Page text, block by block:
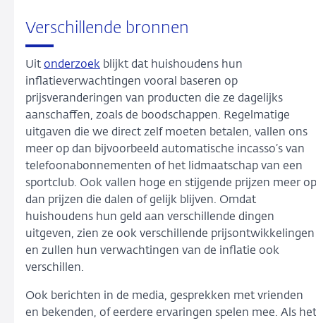
Verschillende bronnen
Uit onderzoek blijkt dat huishoudens hun
inflatieverwachtingen vooral baseren op
prijsveranderingen van producten die ze dagelijks
aanschaffen, zoals de boodschappen. Regelmatige
uitgaven die we direct zelf moeten betalen, vallen ons
meer op dan bijvoorbeeld automatische incasso’s van
telefoonabonnementen of het lidmaatschap van een
sportclub. Ook vallen hoge en stijgende prijzen meer op
dan prijzen die dalen of gelijk blijven. Omdat
huishoudens hun geld aan verschillende dingen
uitgeven, zien ze ook verschillende prijsontwikkelingen
en zullen hun verwachtingen van de inflatie ook
verschillen.
Ook berichten in de media, gesprekken met vrienden
en bekenden, of eerdere ervaringen spelen mee. Als het